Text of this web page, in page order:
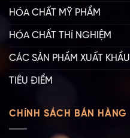
HÓA CHẤT MỸ PHẨM
HÓA CHẤT THÍ NGHIỆM
CÁC SẢN PHẨM XUẤT KHẨU
TIÊU ĐIỂM
CHÍNH SÁCH BÁN HÀNG